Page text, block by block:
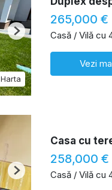
Harta
Next
265,000 €
Casă / Vilă cu
Vezi
Next
Casa cu
258,000 €
Casă / Vilă cu